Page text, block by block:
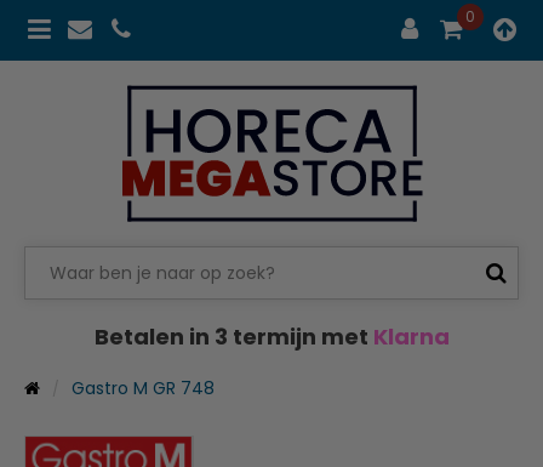
0
Betalen in 3 termijn met Klarna
Gastro M GR 748